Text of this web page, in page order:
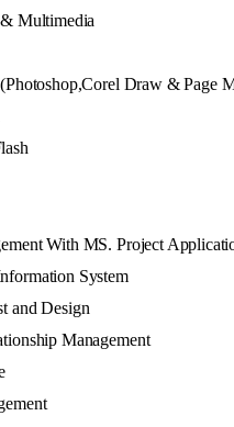
Multimedia
Draw & Page
With MS. Project
System
and Design
Management